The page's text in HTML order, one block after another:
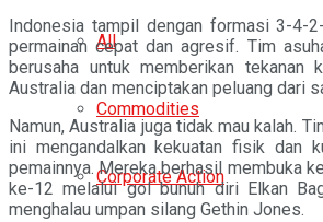
All
Commodities
Corporate Action
Indonesia tampil dengan formasi 3-4-
permainan cepat dan agresif. Tim
berusaha untuk memberikan tekanan
Australia dan menciptakan peluang dari
Namun, Australia juga tidak mau kalah.
ini mengandalkan kekuatan fisik dan
pemainnya. Mereka berhasil membuka
ke-12 melalui gol bunuh diri Elkan
menghalau umpan silang Gethin Jones.